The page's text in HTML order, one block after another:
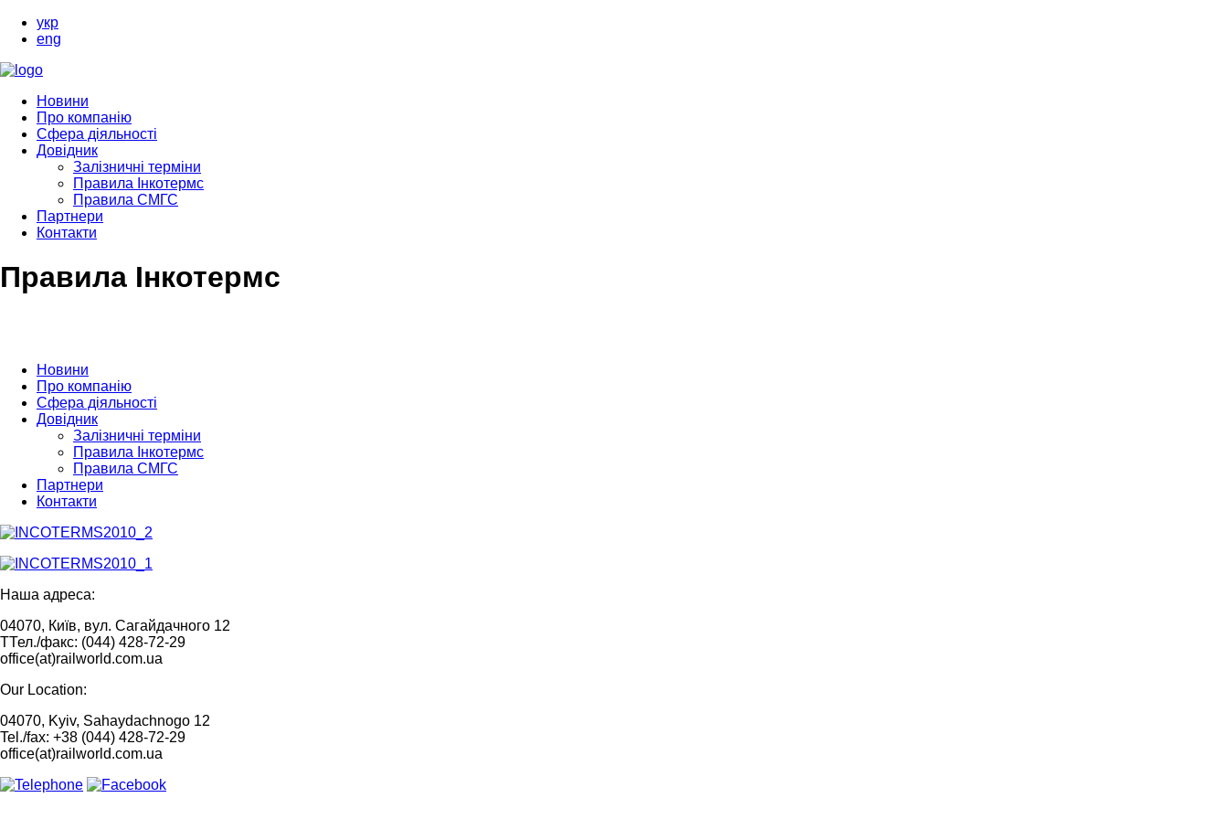
укр
eng
Новини
Про компанію
Сфера діяльності
Довідник
Залізничні терміни
Правила Інкотермс
Правила СМГС
Партнери
Контакти
Правила Інкотермс
Новини
Про компанію
Сфера діяльності
Довідник
Залізничні терміни
Правила Інкотермс
Правила СМГС
Партнери
Контакти
Наша адреса:
04070, Київ, вул. Сагайдачного 12
ТТел./факс: (044) 428-72-29
office(at)railworld.com.ua
Our Location:
04070, Kyiv, Sahaydachnogo 12
Tel./fax: +38 (044) 428-72-29
office(at)railworld.com.ua